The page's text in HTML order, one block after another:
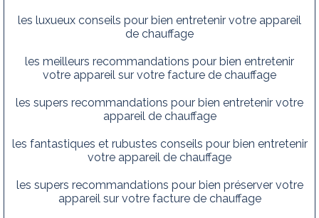
les luxueux conseils pour bien entretenir votre appareil
de chauffage
les meilleurs recommandations pour bien entretenir
votre appareil sur votre facture de chauffage
les supers recommandations pour bien entretenir votre
appareil de chauffage
les fantastiques et rubustes conseils pour bien entretenir
votre appareil de chauffage
les supers recommandations pour bien préserver votre
appareil sur votre facture de chauffage